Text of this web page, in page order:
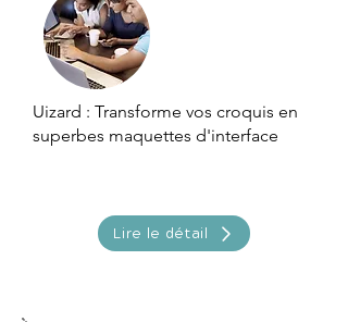
Uizard : Transforme vos croquis en
superbes maquettes d'interface
Lire le détail